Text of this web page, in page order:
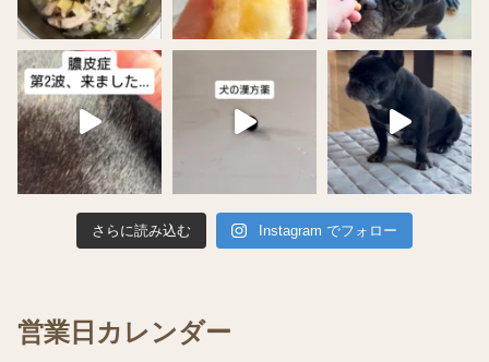
さらに読み込む Instagram でフォロー
営業日カレンダー